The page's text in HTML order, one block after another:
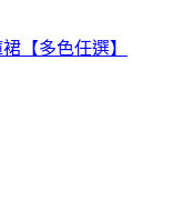
【多色任選】